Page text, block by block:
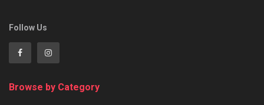
Follow Us
Browse by Category